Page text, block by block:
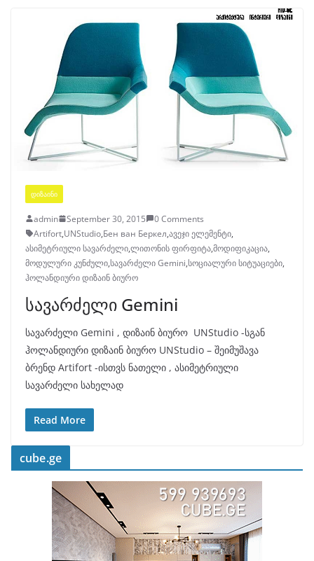
ᲓᲘᲖᲐᲘᲜᲘ
admin September 30, 2015
0 Comments
Artifort,UNStudio,Бен ван Беркел,ავეჯი ელემენტი,
ასიმეტრიული სავარძელი,ლითონის ფირფიტა,მოდიფიკაცია,
მოდულური კუნძული,სავარძელი Gemini,სოციალური სიტუაციები,
ჰოლანდიური დიზაინ ბიურო
სავარძელი Gemini
სავარძელი Gemini , დიზაინ ბიურო UNStudio -სგან
ჰოლანდიური დიზაინ ბიურო UNStudio – შეიმუშავა
ბრენდ Artifort -ისთვს ნათელი , ასიმეტრიული
სავარძელი სახელად
Read More
cube.ge